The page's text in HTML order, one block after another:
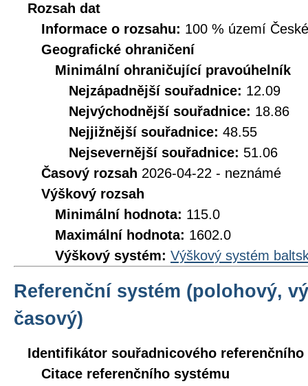
Rozsah dat
Informace o rozsahu: 100 % území
Geografické ohraničení
Minimální ohraničující pravoúhelník
Nejzápadnější souřadnice: 12.09
Nejvýchodnější souřadnice: 18.86
Nejjižnější souřadnice: 48.55
Nejsevernější souřadnice: 51.06
Časový rozsah 2026-04-22 - neznámé
Výškový rozsah
Minimální hodnota: 115.0
Maximální hodnota: 1602.0
Výškový systém: Výškový systém
Referenční systém (polohový,
časový)
Identifikátor souřadnicového referenčního
Citace referenčního systému